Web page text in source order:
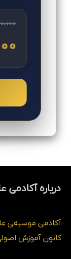
درباره آکادمی
کانون آموزش